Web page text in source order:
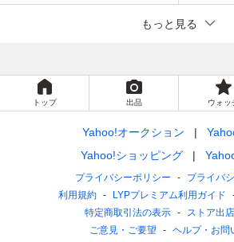
もっと見る
トップ 出品 ウォッ
Yahoo!オークション
Yahoo!ショッピング
プライバシーポリシー
プライバ
利用規約
LYPプレミアム利用ガイド
特定商取引法の表示
ストア出
ご意見・ご要望
ヘルプ・お問